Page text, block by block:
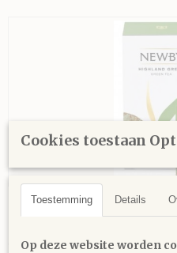
Newby Teas Highland
Newby Teas Highland Green
€ 8,88
Cookies toestaan
Toestemming Details
Op deze website worden